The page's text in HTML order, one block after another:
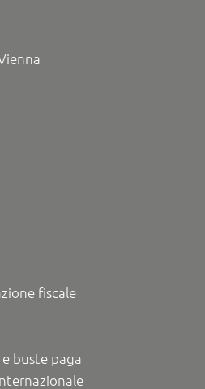
fiscale
buste paga